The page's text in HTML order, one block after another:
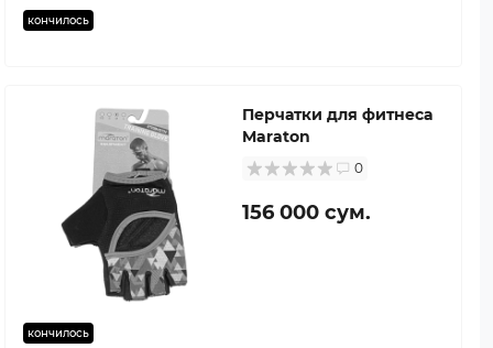
кончилось
кончилось
Перчатки для фитнеса
Maraton
0
156 000 сум.